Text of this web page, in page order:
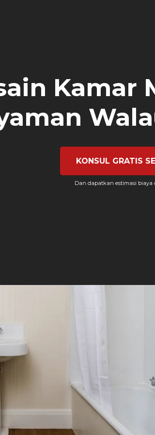
Kamar
KONSUL GRATIS
Dan dapatkan estimasi biaya